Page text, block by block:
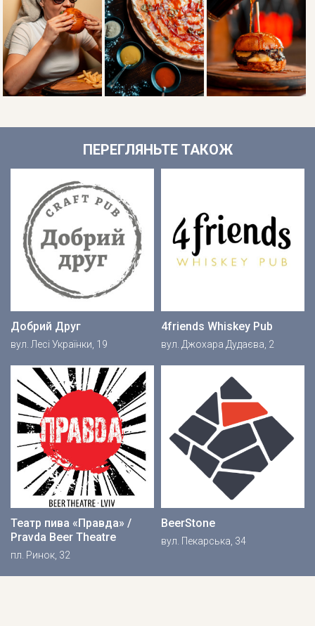
ПЕРЕГЛЯНЬТЕ ТАКОЖ
Добрий Друг
вул. Лесі Українки, 19
4friends Whiskey Pub
вул. Джохара Дудаєва, 2
Театр пива «Правда» /
Pravda Beer Theatre
пл. Ринок, 32
BeerStone
вул. Пекарська, 34